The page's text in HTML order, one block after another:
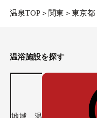
温泉TOP ＞ 関東 ＞ 東京都
温浴施設を探す